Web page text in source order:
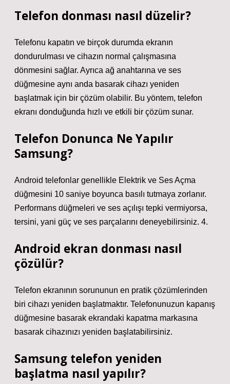
Telefon donması nasıl düzelir?
Telefonu kapatın ve birçok durumda ekranın
dondurulması ve cihazın normal çalışmasına
dönmesini sağlar. Ayrıca ağ anahtarına ve ses
düğmesine aynı anda basarak cihazı yeniden
başlatmak için bir çözüm olabilir. Bu yöntem, telefon
ekranı donduğunda hızlı ve etkili bir çözüm sunar.
Telefon Donunca Ne Yapılır
Samsung?
Android telefonlar genellikle Elektrik ve Ses Açma
düğmesini 10 saniye boyunca basılı tutmaya zorlanır.
Performans düğmeleri ve ses açılışı tepki vermiyorsa,
tersini, yani güç ve ses parçalarını deneyebilirsiniz. 4.
Android ekran donması nasıl
çözülür?
Telefon ekranının sorununun en pratik çözümlerinden
biri cihazı yeniden başlatmaktır. Telefonunuzun kapanış
düğmesine basarak ekrandaki kapatma markasına
basarak cihazınızı yeniden başlatabilirsiniz.
Samsung telefon yeniden
başlatma nasıl yapılır?